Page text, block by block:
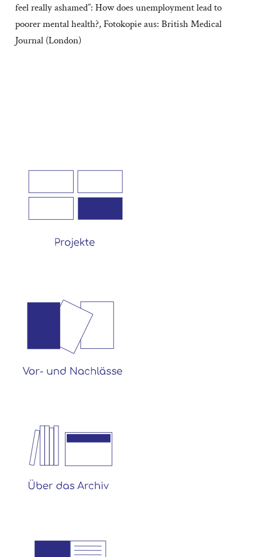
feel really ashamed”: How does unemployment lead to
poorer mental health?, Fotokopie aus: British Medical
Journal (London)